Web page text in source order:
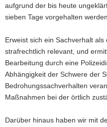
aufgrund der bis heute
sieben Tage vorgehalten
Erweist sich ein Sachverhalt
strafrechtlich relevant, und
Bearbeitung durch eine
Abhängigkeit der Schwere der
Bedrohungssachverhalten
Maßnahmen bei der örtlich
Darüber hinaus haben wir mit